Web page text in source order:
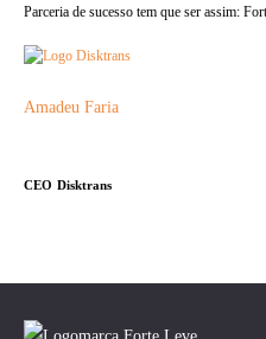
Parceria de sucesso tem que ser assim:
Amadeu Faria
CEO Disktrans